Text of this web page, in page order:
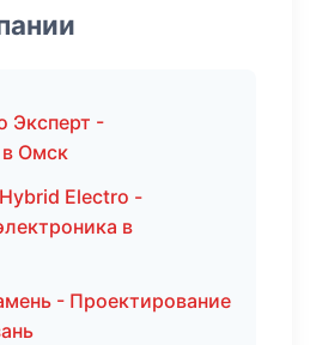
Эксперт -
Омск
Electro -
в
- Проектирование